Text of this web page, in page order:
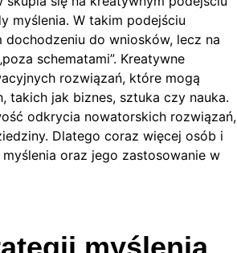
myślenia. W takim podejściu
do wniosków, lecz na
schematami”. Kreatywne
rozwiązań, które mogą
takich jak biznes, sztuka czy nauka.
odkrycia nowatorskich rozwiązań,
Dlatego coraz więcej osób i
oraz jego zastosowanie w